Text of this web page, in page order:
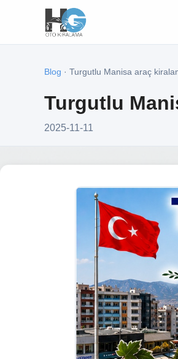
Blog · Turgutlu Manisa araç
Turgutlu
2025-11-11